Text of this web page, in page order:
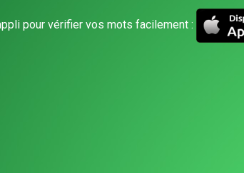
pour vérifier vos mots facilement :